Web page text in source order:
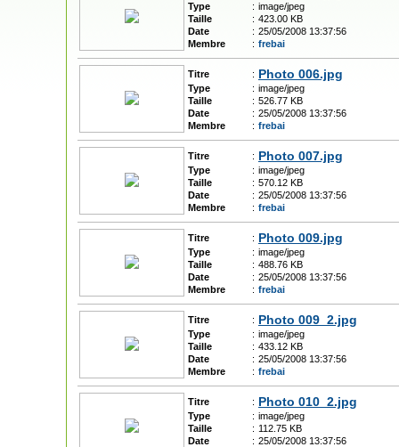
Type : image/jpeg
Taille
: 423.00 KB
Date
: 25/05/2008 13:37:56
Membre
: frebai
Titre : Photo 006.jpg
Type : image/jpeg
Taille
: 526.77 KB
Date
: 25/05/2008 13:37:56
Membre
: frebai
Titre : Photo 007.jpg
Type : image/jpeg
Taille
: 570.12 KB
Date
: 25/05/2008 13:37:56
Membre
: frebai
Titre : Photo 009.jpg
Type : image/jpeg
Taille
: 488.76 KB
Date
: 25/05/2008 13:37:56
Membre
: frebai
Titre : Photo 009_2.jpg
Type : image/jpeg
Taille
: 433.12 KB
Date
: 25/05/2008 13:37:56
Membre
: frebai
Titre : Photo 010_2.jpg
Type : image/jpeg
Taille
: 112.75 KB
Date
: 25/05/2008 13:37:56